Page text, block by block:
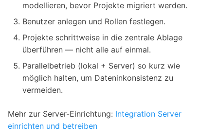
modellieren, bevor Projekte migriert werden.
Benutzer anlegen und Rollen festlegen.
Projekte schrittweise in die zentrale Ablage
überführen — nicht alle auf einmal.
Parallelbetrieb (lokal + Server) so kurz wie
möglich halten, um Dateninkonsistenz zu
vermeiden.
Mehr zur Server-Einrichtung: Integration Server
einrichten und betreiben